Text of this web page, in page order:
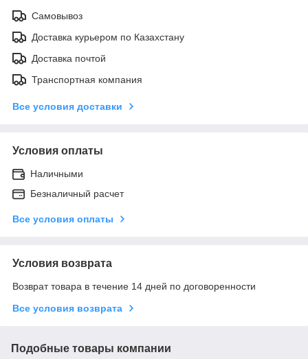
Самовывоз
Доставка курьером по Казахстану
Доставка почтой
Транспортная компания
Все условия доставки
Условия оплаты
Наличными
Безналичный расчет
Все условия оплаты
Условия возврата
Возврат товара в течение 14 дней по договоренности
Все условия возврата
Подобные товары компании